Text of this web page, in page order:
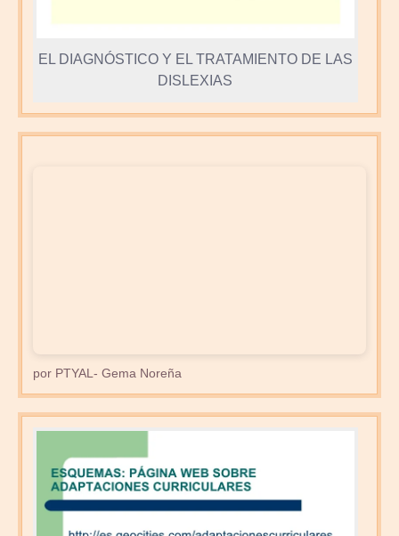
EL DIAGNÓSTICO Y EL TRATAMIENTO DE LAS
DISLEXIAS
por PTYAL- Gema Noreña